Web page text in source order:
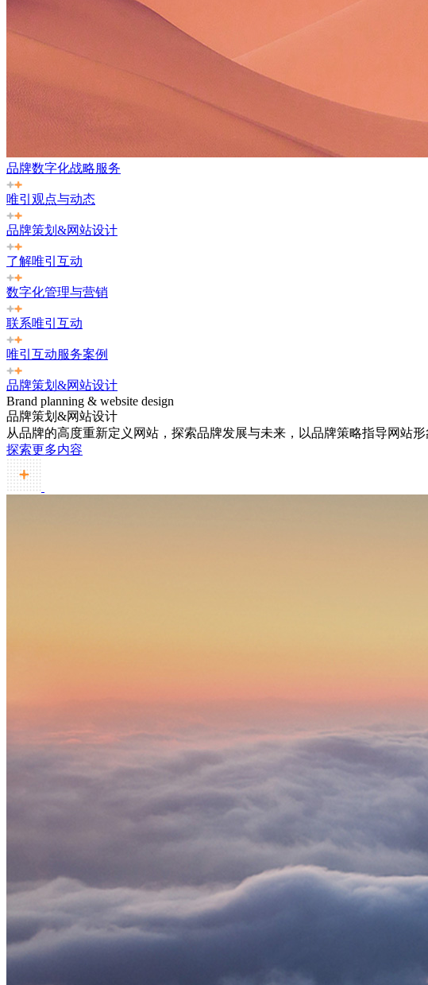
品牌数字化战略服务
唯引观点与动态
品牌策划&网站设计
了解唯引互动
数字化管理与营销
联系唯引互动
唯引互动服务案例
品牌策划&网站设计
Brand planning & website design
品牌策划&网站设计
从品牌的高度重新定义网站，探索品牌发展与未来，以品牌策略指导网站
探索更多内容